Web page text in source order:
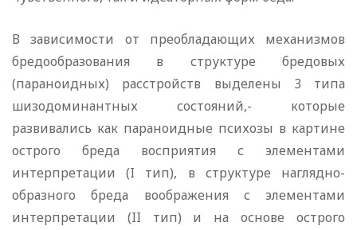
В зависимости от преобладающих механизмов
бредообразования в структуре бредовых
(параноидных) расстройств выделены 3 типа
шизодоминантных состояний,- которые
развивались как параноидные психозы в картине
острого бреда восприятия с элементами
интерпретации (I тип), в структуре наглядно-
образного бреда воображения с элементами
интерпретации (II тип) и на основе острого